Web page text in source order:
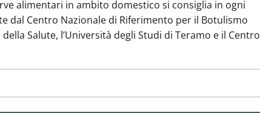
alimentari in ambito domestico si consiglia in ogni
dal Centro Nazionale di Riferimento per il Botulismo
Salute, l’Università degli Studi di Teramo e il Centro